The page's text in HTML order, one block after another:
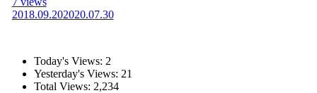
2018.09.202020.07.30
Today's Views: 2
Yesterday's Views: 21
Total Views: 2,234